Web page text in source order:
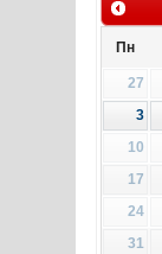
Пн
27
3
10
17
24
31